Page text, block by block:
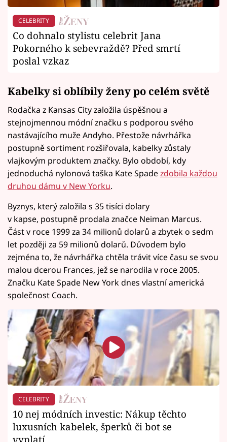
CELEBRITY
Co dohnalo stylistu celebrit Jana
Pokorného k sebevraždě? Před smrtí
poslal vzkaz
Kabelky si oblíbily ženy po celém světě
Rodačka z Kansas City založila úspěšnou a
stejnojmennou módní značku s podporou svého
nastávajícího muže Andyho. Přestože návrhářka
postupně sortiment rozšiřovala, kabelky zůstaly
vlajkovým produktem značky. Bylo období, kdy
jednoduchá nylonová taška Kate Spadezdobila každou
druhou dámu v New Yorku.
Byznys, který založila s 35 tisíci dolary
v kapse, postupně prodala značce Neiman Marcus.
Část v roce 1999 za 34 milionů dolarů a zbytek o sedm
let později za 59 milionů dolarů. Důvodem bylo
zejména to, že návrhářka chtěla trávit více času se svou
malou dcerou Frances, jež se narodila v roce 2005.
Značku Kate Spade New York dnes vlastní americká
společnost Coach.
CELEBRITY
10 nej módních investic: Nákup těchto
luxusních kabelek, šperků či bot se
vyplatí